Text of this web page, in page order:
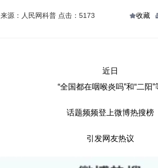
源：人民网科普 点击：5173 收藏
近日
“全国都在咽喉炎吗”和“二阳”
话题频频登上微博热搜榜
引发网友热议